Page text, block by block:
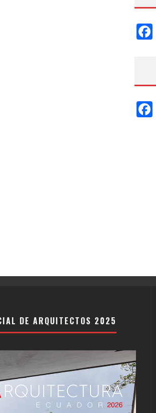
DE ARQUITECTOS 2025